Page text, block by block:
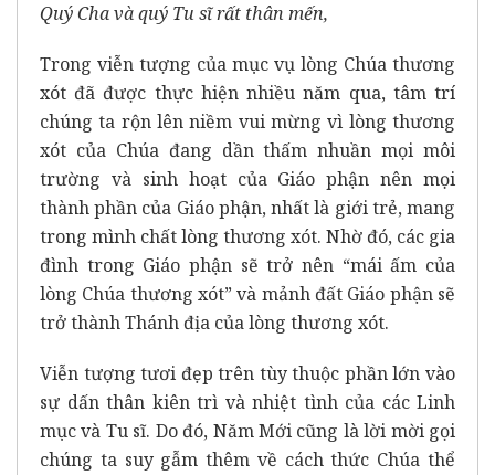
Quý Cha và quý Tu sĩ rất thân mến,
Trong viễn tượng của mục vụ lòng Chúa thương
xót đã được thực hiện nhiều năm qua, tâm trí
chúng ta rộn lên niềm vui mừng vì lòng thương
xót của Chúa đang dần thấm nhuần mọi môi
trường và sinh hoạt của Giáo phận nên mọi
thành phần của Giáo phận, nhất là giới trẻ, mang
trong mình chất lòng thương xót. Nhờ đó, các gia
đình trong Giáo phận sẽ trở nên “mái ấm của
lòng Chúa thương xót” và mảnh đất Giáo phận sẽ
trở thành Thánh địa của lòng thương xót.
Viễn tượng tươi đẹp trên tùy thuộc phần lớn vào
sự dấn thân kiên trì và nhiệt tình của các Linh
mục và Tu sĩ. Do đó, Năm Mới cũng là lời mời gọi
chúng ta suy gẫm thêm về cách thức Chúa thể